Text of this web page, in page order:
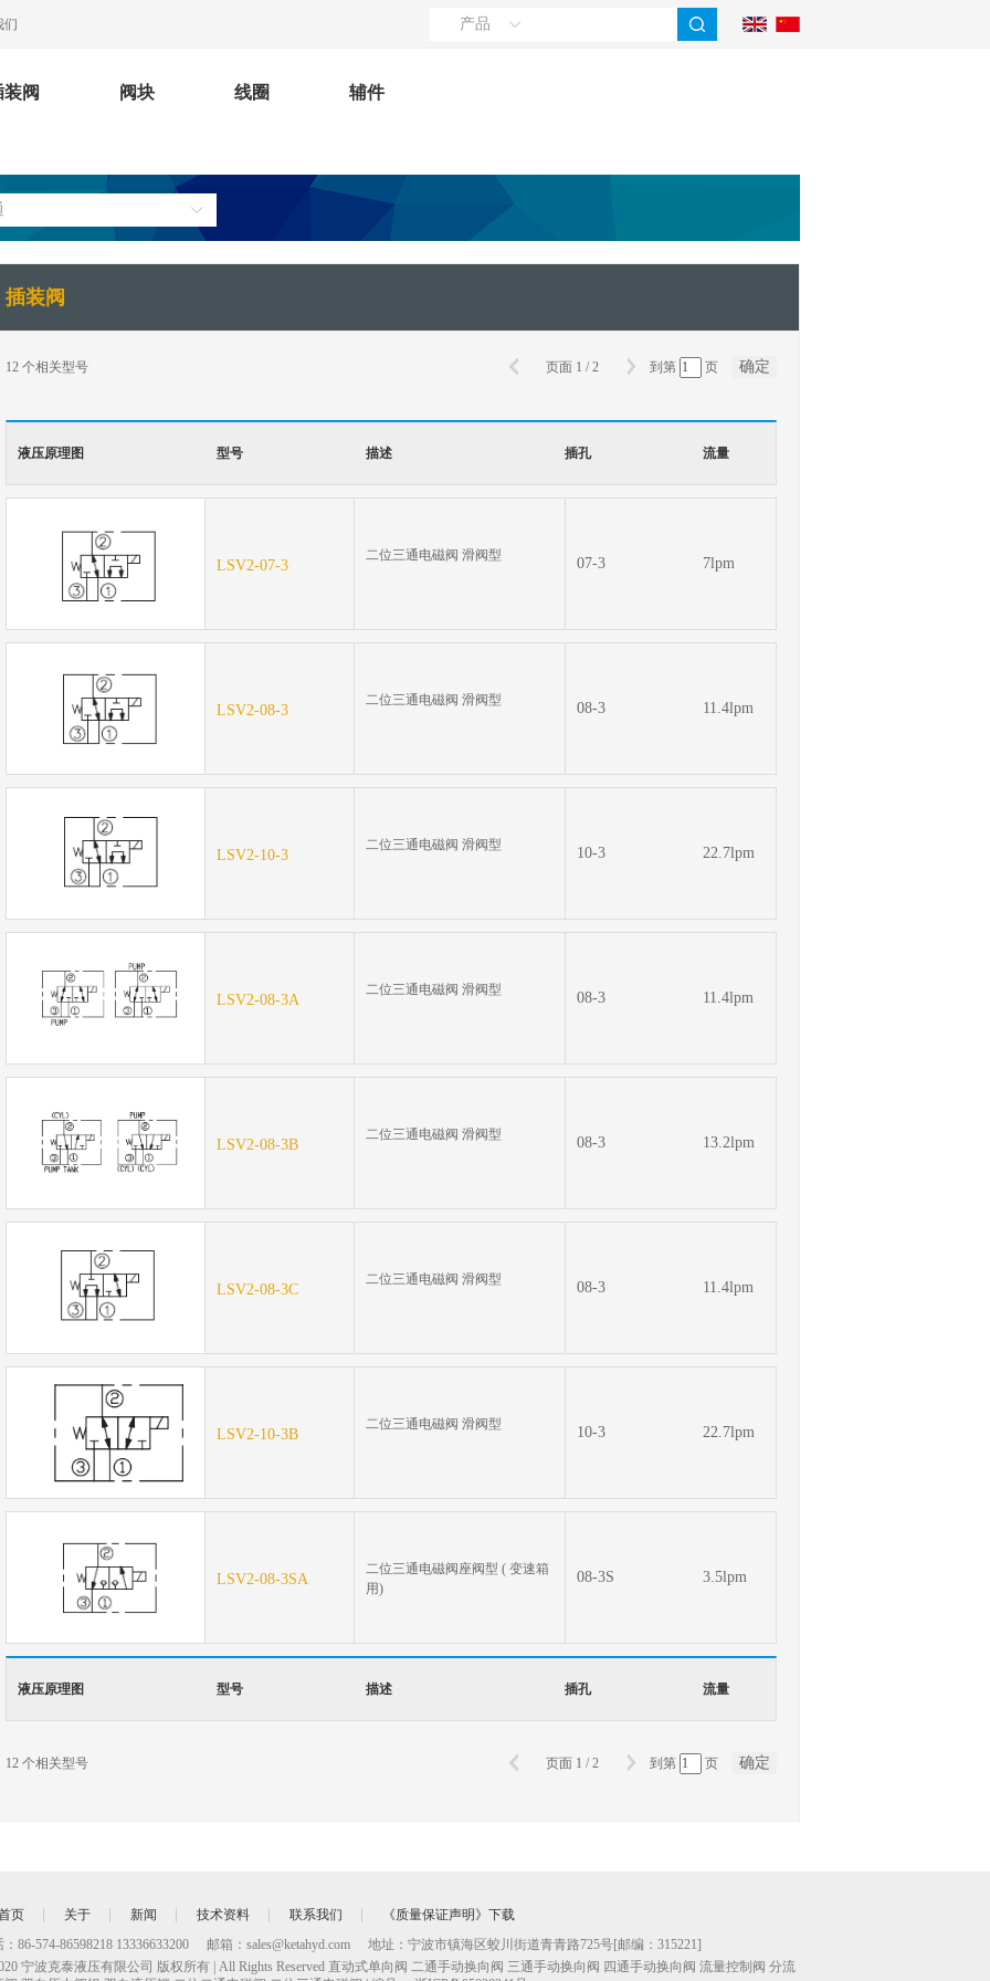
们 产品
装阀 阀块 线圈 辅件
插装阀
12 个相关型号 页面 1 /2 到第 页 确定
液压原理图 型号 描述 插孔 流量
LSV2-07-3
二位三通电磁阀 滑阀型 07-3 7lpm
207Bar
LSV2-08-3
二位三通电磁阀 滑阀型 08-3 11.4lpm
207Bar
LSV2-10-3
二位三通电磁阀 滑阀型 10-3 22.7lpm
207Bar
LSV2-08-3A
二位三通电磁阀 滑阀型 08-3 11.4lpm
207Bar
LSV2-08-3B
二位三通电磁阀 滑阀型 08-3 13.2lpm
207Bar
LSV2-08-3C
二位三通电磁阀 滑阀型 08-3 11.4lpm
207Bar
LSV2-10-3B
二位三通电磁阀 滑阀型 10-3 22.7lpm
207Bar
LSV2-08-3SA
二位三通电磁阀座阀型 ( 变速箱
用)
08-3S 3.5lpm
液压原理图 型号 描述 插孔 流量
12 个相关型号 页面 1 /2 到第 页 确定
页 关于 新闻 技术资料 联系我们
《质量保证声明》下载
86-574-86598218 13336633200
邮箱： sales@ketahyd.com
地址：宁波市镇海区蛟川街道青青路725号[邮编：315221]
宁波克泰液压有限公司 版权所有 | All Rights Reserved 直动式单向阀 二通手动换向阀 三通手动换向阀 四通手动换向阀 流量控制阀 分流